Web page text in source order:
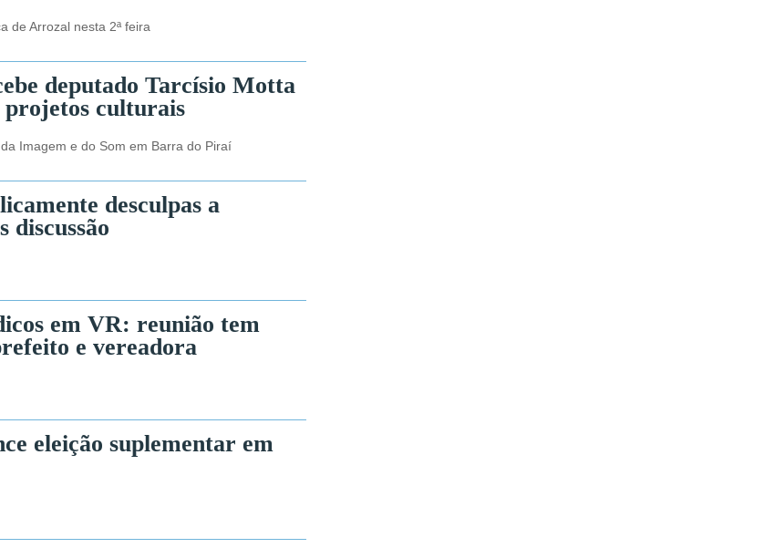
de Arrozal nesta 2ª feira
deputado Tarcísio Motta
culturais
Imagem e do Som em Barra do Piraí
desculpas a
discussão
em VR: reunião tem
e vereadora
eleição suplementar em